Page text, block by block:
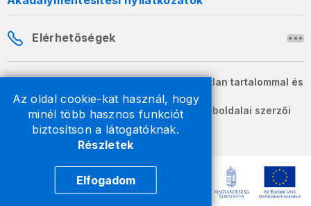
Az oldal cookie-kat használ, hogy
minél több hasznos funkciót
biztosítson a látogatóknak.
Részletek
Elfogadom
Elérhetőségek
A honlapon szereplő információk változatlan tartalommal és
formában szabadon terjeszthetők.
2026 © A Nemzeti Adó- és Vámhivatal weboldalai szerzői
jogvédelem alatt állnak.